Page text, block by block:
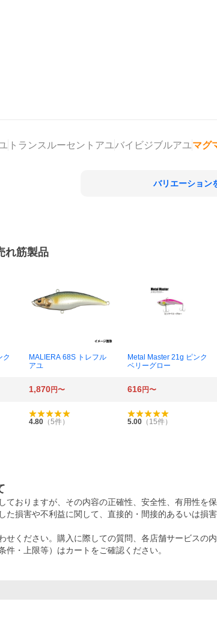
トランスルーセントアユバイビジブルアユマグ
バリエーション
れ筋製品
ク
MALIERA 68S トレフル
アユ
Metal Master 21g ピンク
ベリーグロー
1,870円〜 616円〜
4.80 （5件） 5.00 （ 15件）
おりますが、その内容の正確性、安全性、有用性を
た損害や不利益に関して、直接的・間接的あるいは
せください。購入に際しての質問、各店舗サービスの
・上限等）はカートをご確認ください。